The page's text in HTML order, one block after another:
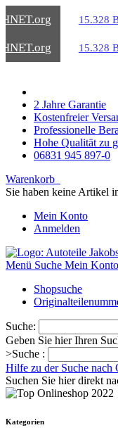
.org 15.328
.org 15.328
2 Jahre Garantie
Kostenfreier
Professionelle
Hohe Qualität zu
06831 945 897-0
Warenkorb
Sie haben keine Artikel
Mein Konto
Anmelden
Menü Suche Mein Konto
Shopsuche
Suche:
Geben Sie hier Ihren
>Suche :
Hilfe zu der Suche nach
Suchen Sie hier direkt
Kategorien